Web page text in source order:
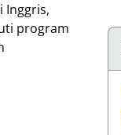
Inggris,
program